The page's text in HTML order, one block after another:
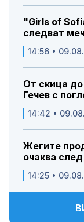
"Girls of
следват
14:56 •
От скица
Гечев с
14:42 •
Жегите
очаква след
14:25 •